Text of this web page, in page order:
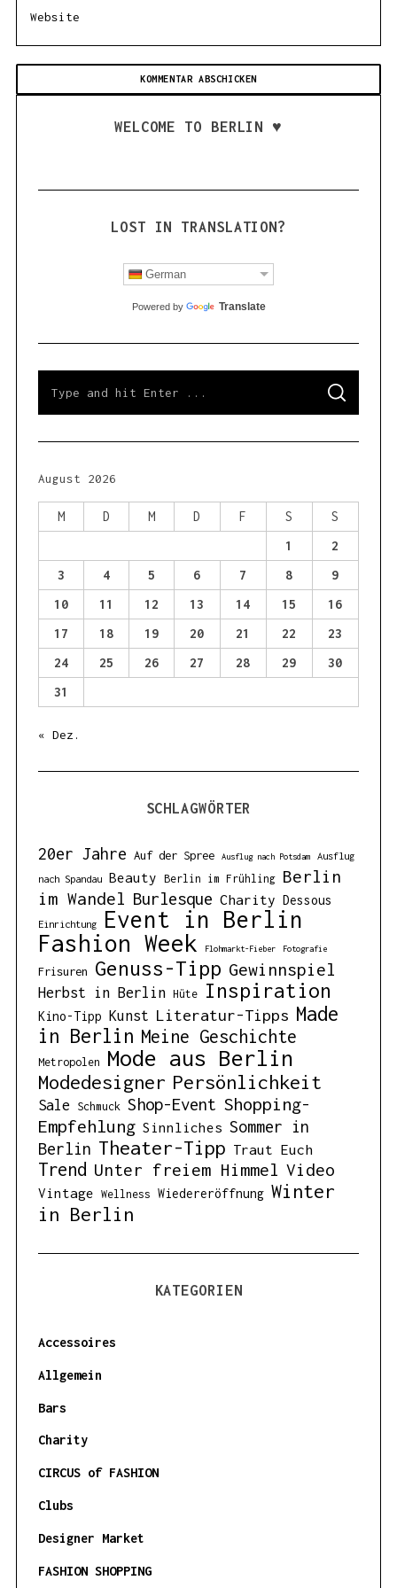
WELCOME TO BERLIN ♥
LOST IN TRANSLATION?
German
Powered by Translate
a
h
r
S
A
C
August 2026
M D M D F S
S
1
2
3
4 5 6 7 8
9
10
11 12 13 14 15
16
17
18 19 20 21 22
23
24
25 26 27 28 29
30
31
« Dez.
SCHLAGWÖRTER
20er Jahre Auf der Spree Ausflug nach Potsdam
Ausflug
nach Spandau
Beauty Berlin im Frühling
Berlin
im Wandel Burlesque Charity Dessous
Einrichtung
Event in Berlin
Fashion Week
Flohmarkt-Fieber Fotografie
Frisuren Genuss-Tipp Gewinnspiel
Herbst in Berlin Hüte Inspiration
Kino-Tipp Kunst Literatur-Tipps Made
in Berlin Meine Geschichte
Metropolen Mode aus Berlin
Modedesigner Persönlichkeit
Sale Schmuck Shop-Event Shopping-
Empfehlung Sinnliches Sommer in
Berlin Theater-Tipp Traut Euch
Trend Unter freiem Himmel Video
Vintage Wellness Wiedereröffnung Winter
in Berlin
KATEGORIEN
Accessoires
Allgemein
Bars
Charity
CIRCUS of FASHION
Clubs
Designer Market
FASHION SHOPPING
o
: